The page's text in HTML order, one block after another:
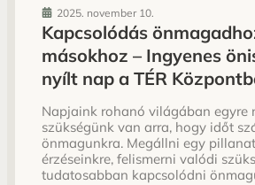
2025. november 10.
Kapcsolódás
másokhoz – Ingyenes
nyílt nap a TÉR
Napjaink rohanó világában egyre
szükségünk van arra, hogy időt
önmagunkra. Megállni egy
érzéseinkre, felismerni valódi
tudatosabban kapcsolódni